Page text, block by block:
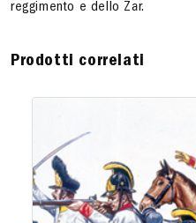
reggimento e dello Zar.
Prodotti correlati